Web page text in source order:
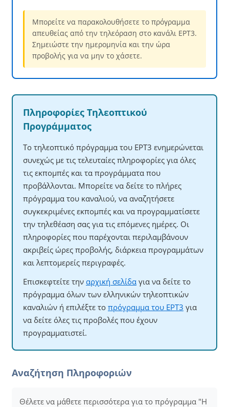
Μπορείτε να παρακολουθήσετε το πρόγραμμα
απευθείας από την τηλεόραση στο κανάλι ΕΡΤ3.
Σημειώστε την ημερομηνία και την ώρα
προβολής για να μην το χάσετε.
Πληροφορίες Τηλεοπτικού
Προγράμματος
Το τηλεοπτικό πρόγραμμα του ΕΡΤ3 ενημερώνεται
συνεχώς με τις τελευταίες πληροφορίες για όλες
τις εκπομπές και τα προγράμματα που
προβάλλονται. Μπορείτε να δείτε το πλήρες
πρόγραμμα του καναλιού, να αναζητήσετε
συγκεκριμένες εκπομπές και να προγραμματίσετε
την τηλεθέαση σας για τις επόμενες ημέρες. Οι
πληροφορίες που παρέχονται περιλαμβάνουν
ακριβείς ώρες προβολής, διάρκεια προγραμμάτων
και λεπτομερείς περιγραφές.
Επισκεφτείτε την αρχική σελίδα για να δείτε το
πρόγραμμα όλων των ελληνικών τηλεοπτικών
καναλιών ή επιλέξτε το πρόγραμμα του ΕΡΤ3 για
να δείτε όλες τις προβολές που έχουν
προγραμματιστεί.
Αναζήτηση Πληροφοριών
Θέλετε να μάθετε περισσότερα για το πρόγραμμα "Η